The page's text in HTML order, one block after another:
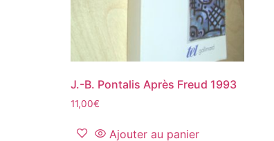
J.-B. Pontalis Après Freud 1993
11,00€
Ajouter au panier